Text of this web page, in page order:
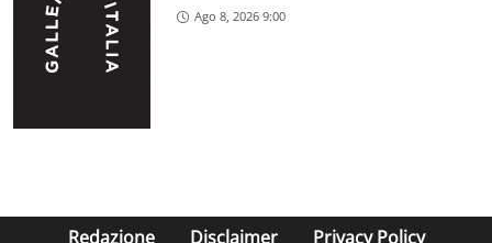
Ago 8, 2026 9:00
Redazione Disclaimer Privacy Policy